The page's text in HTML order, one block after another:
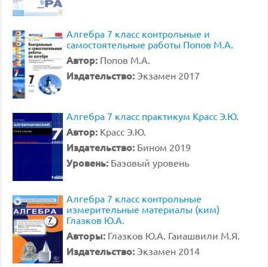
Алгебра 7 класс контрольные и
самостоятельные работы Попов М.А.
Автор: Попов М.А.
Издательство: Экзамен 2017
Алгебра 7 класс практикум Красс Э.Ю.
Автор: Красс Э.Ю.
Издательство: Бином 2019
Уровень: Базовый уровень
Алгебра 7 класс контрольные
измерительные материалы (ким)
Глазков Ю.А.
Авторы: Глазков Ю.А. Гаиашвили М.Я.
Издательство: Экзамен 2014